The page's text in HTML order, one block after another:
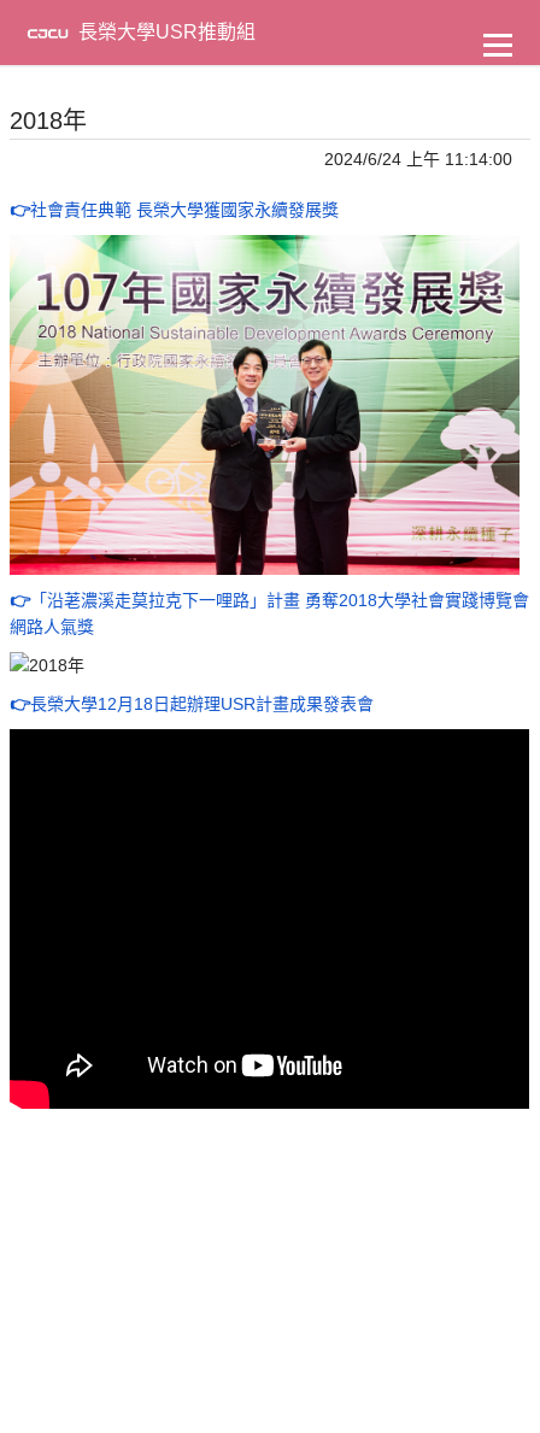
主
長榮大學USR推動組
2018年
2024/6/24 上午 11:14:00
👉社會責任典範 長榮大學獲國家永續發展獎
👉「沿荖濃溪走莫拉克下一哩路」計畫 勇奪2018大學社會實踐博覽會
網路人氣獎
👉長榮大學12月18日起辦理USR計畫成果發表會